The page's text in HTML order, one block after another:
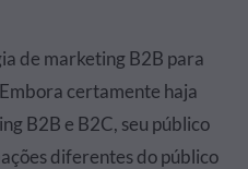
de marketing B2B para
certamente haja
B2B e B2C, seu público
diferentes do público